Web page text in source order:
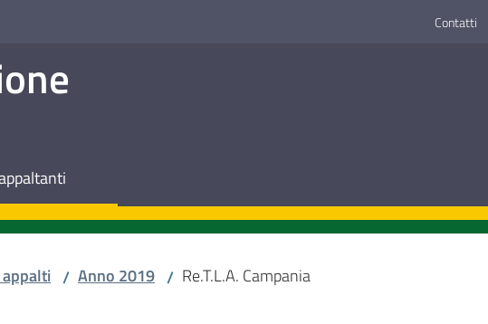
Contatti
appalti / Anno 2019 / Re.T.L.A. Campania